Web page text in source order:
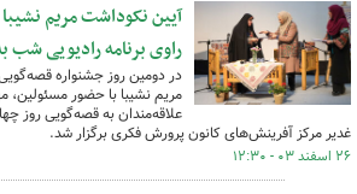
آیین نکوداشت مریم
راوی برنامه رادیویی شب
در دومین روز جشنواره
مریم نشیبا با حضور مسئولین،
غدیر مرکز آفرینش‌های کانون پرورش فکری برگزار شد.
۲۶ اسفند ۰۳ - ۱۲:۳۰